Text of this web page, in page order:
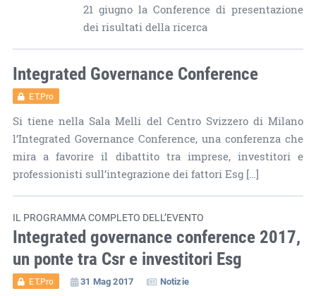
21 giugno la Conference di presentazione
dei risultati della ricerca
Integrated Governance Conference
ET.Pro
Si tiene nella Sala Melli del Centro Svizzero di Milano
l’Integrated Governance Conference, una conferenza che
mira a favorire il dibattito tra imprese, investitori e
professionisti sull’integrazione dei fattori Esg […]
IL PROGRAMMA COMPLETO DELL’EVENTO
Integrated governance conference 2017,
un ponte tra Csr e investitori Esg
ET.Pro 31 Mag 2017 Notizie